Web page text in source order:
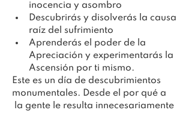
inocencia y asombro
Descubrirás y disolverás la causa
raíz del sufrimiento
Aprenderás el poder de la
Apreciación y experimentarás la
Ascensión por ti mismo.
Este es un día de descubrimientos
monumentales. Desde el por qué a
la gente le resulta innecesariamente